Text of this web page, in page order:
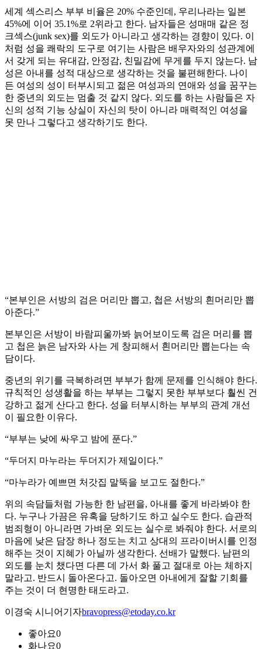
세계 섹스리스 부부 비율은 20% 수준인데, 우리나라는 일본
45%에 이어 35.1%로 2위라고 한다. 남자들은 성매매 같은 정
크섹스(junk sex)를 외도가 아니라고 생각하는 경향이 있다. 이
처럼 성을 쾌락의 도구로 여기는 사람은 배우자와의 성관계에
서 갖게 되는 유대감, 안정감, 친밀감에 무게를 두지 않는다. 남
성은 아내를 성적 대상으로 생각하는 것을 불편해한다. 나이
든 여성의 성이 터부시되고 젊은 여성과의 연애와 성을 꿈꾸는
한 중년의 외도는 멈출 것 같지 않다. 외도를 하는 사람들은 자
신의 성적 기능 상실이 자신의 탓이 아니라 매력적인 여성을
못 만나 그렇다고 생각하기도 한다.
“본부인은 서방의 검은 머리만 뽑고, 첩은 서방의 흰머리만 뽑
아준다.”
본부인은 서방이 바람피울까봐 늙어보이도록 검은 머리를 뽑
고 첩은 늙은 남자와 사는 게 창피해서 흰머리만 뽑는다는 속
담이다.
중년의 위기를 극복하려면 부부가 함께 문제를 인식해야 한다.
규칙적인 성생활을 하는 부부는 그렇지 못한 부부보다 훨씬 건
강하고 젊게 산다고 한다. 성을 터부시하는 부부의 관계 개선
이 필요한 이유다.
“부부는 낮에 싸우고 밤에 푼다.”
“두더지 마누라는 두더지가 제일이다.”
“마누라가 예쁘면 처갓집 말뚝을 보고도 절한다.”
위의 속담들처럼 가능한 한 남편을, 아내를 좋게 바라봐야 한
다. 누구나 가끔은 유혹을 당하기도 하고 실수도 한다. 습관적
범죄형이 아니라면 가벼운 외도는 실수로 봐줘야 한다. 서로의
마음에 낮은 담장 하나 정도는 치고 상대의 프라이버시를 인정
해주는 것이 지혜가 아닐까 생각한다. 선배가 말했다. 남편의
외도를 눈치 챘다면 다른 데 가서 화 풀고 절대로 아는 체하지
말라고. 반드시 돌아온다고. 돌아오면 아내에게 잘할 기회를
주는 것이 더 현명한 태도라고.
이경숙 시니어기자bravopress@etoday.co.kr
좋아요0
화나요0